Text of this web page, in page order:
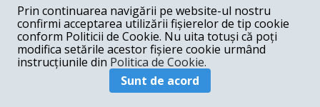
Andronache Sorin -01-09-2024
Domnule Ștefan Popescu dar cum au generat aceste
mutații structurale?
Prin continuarea navigării pe website-ul nostru
confirmi acceptarea utilizării fișierelor de tip cookie
conform Politicii de Cookie. Nu uita totuși că poți
modifica setările acestor fișiere cookie urmând
instrucțiunile din Politica de Cookie.
Sunt de acord